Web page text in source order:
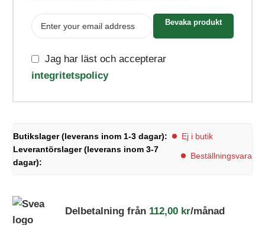
Bevaka produkt
Jag har läst och accepterar
integritetspolicy
Butikslager (leverans inom 1-3 dagar):
Ej i butik
Leverantörslager (leverans inom 3-7
dagar):
Beställningsvara
Delbetalning från 112,00 kr/månad